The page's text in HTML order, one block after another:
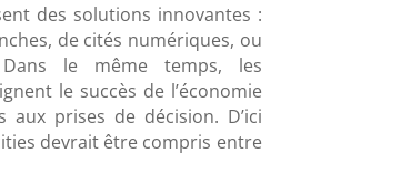
des solutions innovantes :
de cités numériques, ou
le même temps, les
le succès de l’économie
aux prises de décision. D’ici
devrait être compris entre